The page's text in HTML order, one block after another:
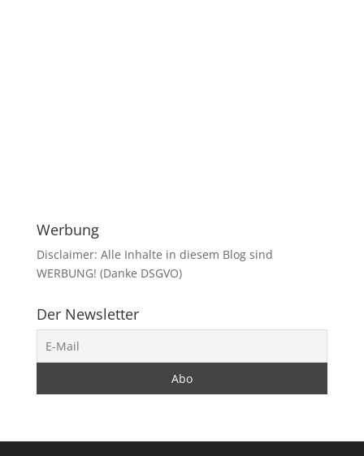
Werbung
Disclaimer: Alle Inhalte in diesem Blog sind
WERBUNG! (Danke DSGVO)
Der Newsletter